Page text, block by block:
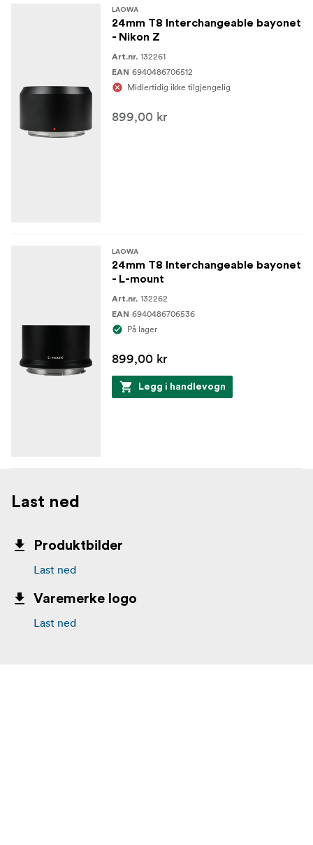
LAOWA
24mm T8 Interchangeable bayonet
- Nikon Z
Art.nr. 132261
EAN 6940486706512
Midlertidig ikke tilgjengelig
899,00 kr
LAOWA
24mm T8 Interchangeable bayonet
- L-mount
Art.nr. 132262
EAN 6940486706536
På lager
899,00 kr
Legg i handlevogn
Last ned
Produktbilder
Last ned
Varemerke logo
Last ned